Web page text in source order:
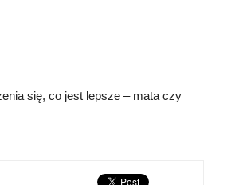
się, co jest lepsze – mata czy